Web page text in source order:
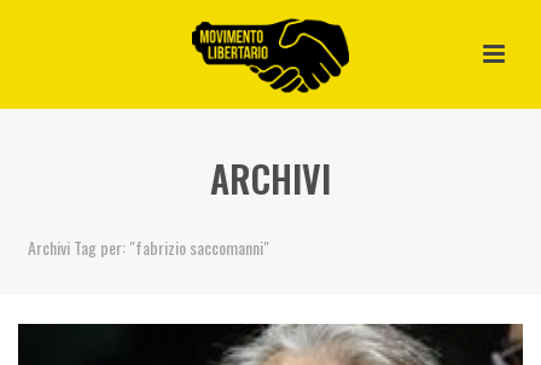
ARCHIVI
Archivi Tag per: "fabrizio saccomanni"